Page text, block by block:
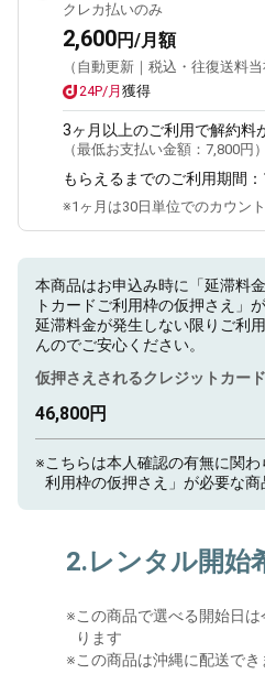
クレカ払いのみ
2,600円/月額
（自動更新｜税込・往復送料当
24P/月 獲得
3ヶ月 以上のご利用で解約料
（最低お支払い金額： 7,800円 ）
もらえるまでのご利用期間：
※1ヶ月は30日単位でのカウン
本商品はお申込み時に「延滞料
トカードご利用枠の仮押さえ」
延滞料金が発生しない限りご利
んのでご安心ください。
仮押さえされるクレジットカー
46,800円
※こちらは本人確認の有無に関
利用枠の仮押さえ」が必要な商
2.レンタル開始
※この商品で選べる開始日
ります
※この商品は沖縄に配送でき